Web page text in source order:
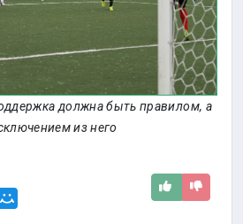
должна быть правилом, а
из него